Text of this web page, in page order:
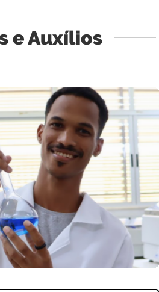
e Auxílios